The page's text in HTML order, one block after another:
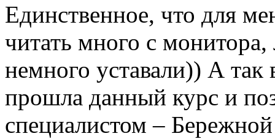
Единственное, что для
читать много с
немного уставали)) А так
прошла данный курс и
специалистом –